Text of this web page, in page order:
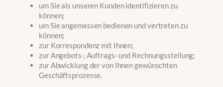
um Sie als unseren Kunden identifizieren zu
können;
um Sie angemessen bedienen und vertreten zu
können;
zur Korrespondenz mit Ihnen;
zur Angebots-, Auftrags- und Rechnungsstellung;
zur Abwicklung der von Ihnen gewünschten
Geschäftsprozesse.